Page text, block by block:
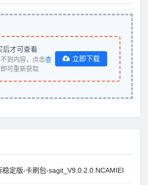
后才可查看
到内容，点击查
即可重新获取
立即下载
定版-卡刷包-sagit_V9.0.2.0.NCAMIEI